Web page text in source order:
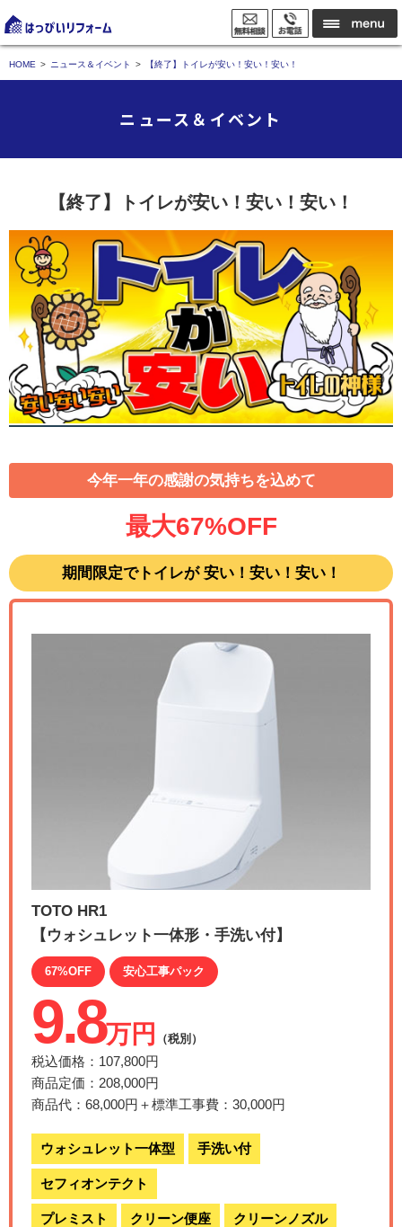
HOME ニュース＆イベント 【終了】トイレが安い！安い！安い！
ニュース＆イベント
【終了】トイレが安い！安い！安い！
今年一年の感謝の気持ちを込めて
最大67%OFF
期間限定でトイレが 安い！安い！安い！
TOTO HR1
【ウォシュレット一体形・手洗い付】
67%OFF 安心工事パック
9.8万円 （税別）
税込価格：107,800円
商品定価：208,000円
商品代：68,000円＋標準工事費：30,000円
ウォシュレット一体型 手洗い付
セフィオンテクト
プレミスト クリーン便座 クリーンノズル